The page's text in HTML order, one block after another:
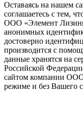
Оставаясь на нашем
соглашаетесь с тем,
ООО «Элемент
анонимных
достоверно
производится с
данные хранятся на
Российской
сайтом компании
режиме и без Вашего